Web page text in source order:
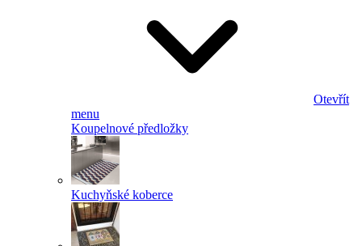
Otevřít
menu
Koupelnové předložky
Kuchyňské koberce